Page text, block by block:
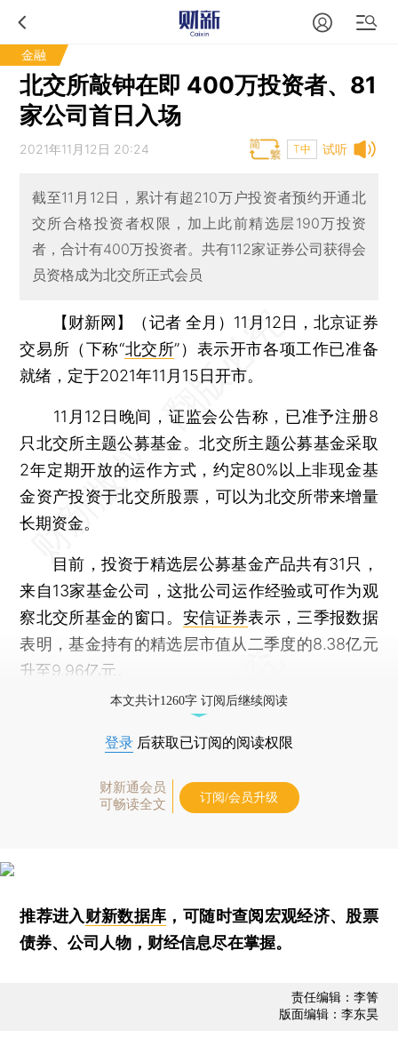
金融
北交所敲钟在即 400万投资者、81
家公司首日入场
试听
2021年11月12日 20:24 T中
截至11月12日，累计有超210万户投资者预约开通北
交所合格投资者权限，加上此前精选层190万投资
者，合计有400万投资者。共有112家证券公司获得会
员资格成为北交所正式会员
【财新网】（记者 全月） 11月12日，北京证券
交易所（下称“北交所”）表示开市各项工作已准备
就绪，定于2021年11月15日开市。
11月12日晚间，证监会公告称，已准予注册8
只北交所主题公募基金。北交所主题公募基金采取
2年定期开放的运作方式，约定80%以上非现金基
金资产投资于北交所股票，可以为北交所带来增量
长期资金。
目前，投资于精选层公募基金产品共有31只，
来自13家基金公司，这批公司运作经验或可作为观
察北交所基金的窗口。 安信证券表示，三季报数据
表明，基金持有的精选层市值从二季度的8.38亿元
升至9.96亿元。
本文共计1260字 订阅后继续阅读
登录 后获取已订阅的阅读权限
财新通会员
可畅读全文
订阅/会员升级
推荐进入财新数据库 ，可随时查阅宏观经济、股票
债券、公司人物，财经信息尽在掌握。
责任编辑：李箐
版面编辑：李东昊